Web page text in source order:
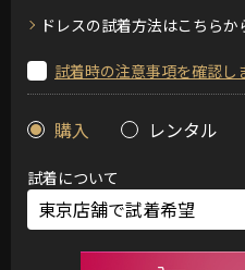
ドレスの試着方法はこちらか
試着時の注意事項を確認し
購入 レンタル
試着について